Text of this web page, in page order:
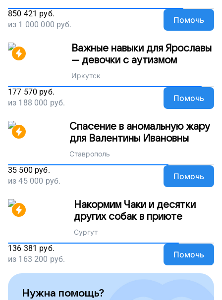
850 421 руб.
из 1 000 000 руб. Помочь
Важные навыки для Ярославы
— девочки с аутизмом
Иркутск
177 570 руб.
из 188 000 руб. Помочь
Спасение в аномальную жару
для Валентины Ивановны
Ставрополь
35 500 руб.
из45 000 руб. Помочь
Накормим Чаки и десятки
других собак в приюте
Сургут
136 381 руб.
из 163 200 руб. Помочь
Нужна помощь?